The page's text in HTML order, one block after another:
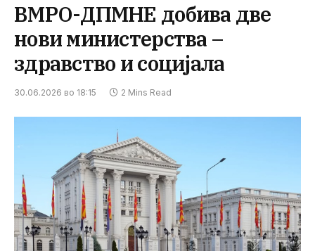
ВМРО-ДПМНЕ добива две
нови министерства –
здравство и социјала
30.06.2026 во 18:15 2 Mins Read